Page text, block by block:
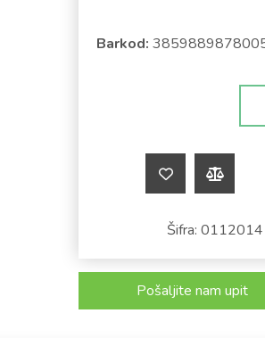
Barkod:
Šifra: 0112014
Pošaljite nam upit